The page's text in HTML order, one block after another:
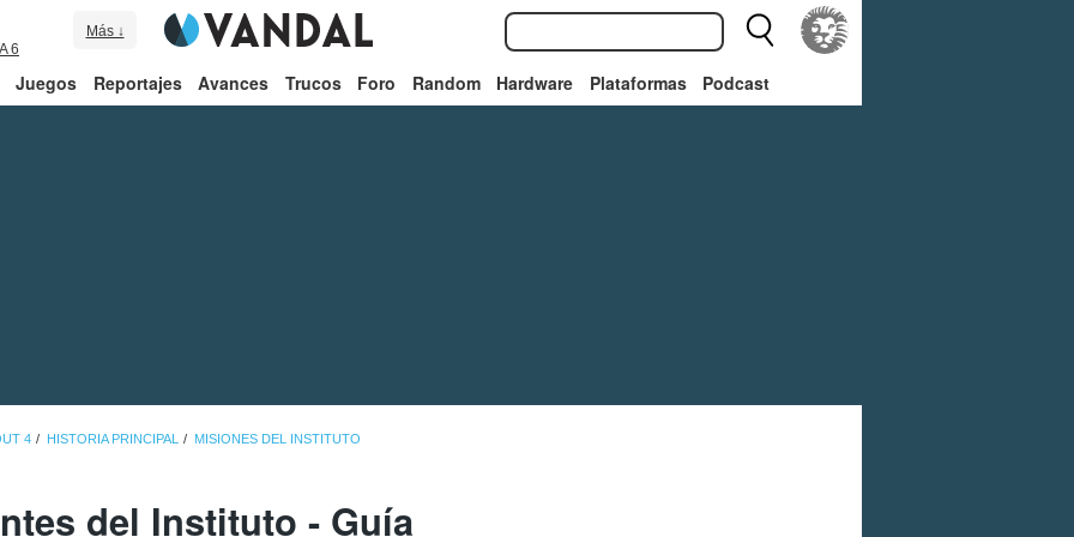
6
Más ↓
Juegos Reportajes Avances Trucos Foro Random Hardware Plataformas Podcast
4 HISTORIA PRINCIPAL MISIONES DEL INSTITUTO
del Instituto - Guía